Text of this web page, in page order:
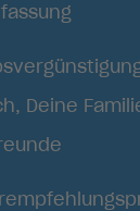
Deine